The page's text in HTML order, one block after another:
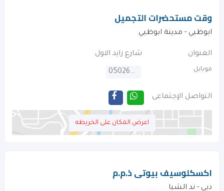
وقت مستحضرات التجميل
ابوظبي - مدينة ابوظبي
العنوان شارع زايد الاول
موبايل 0502684808
التواصل الإجتماعى
اعرض المكان على الخريطه
اكسكلوسيف بيوتى ذ.م.م
دبي - ند الشبا